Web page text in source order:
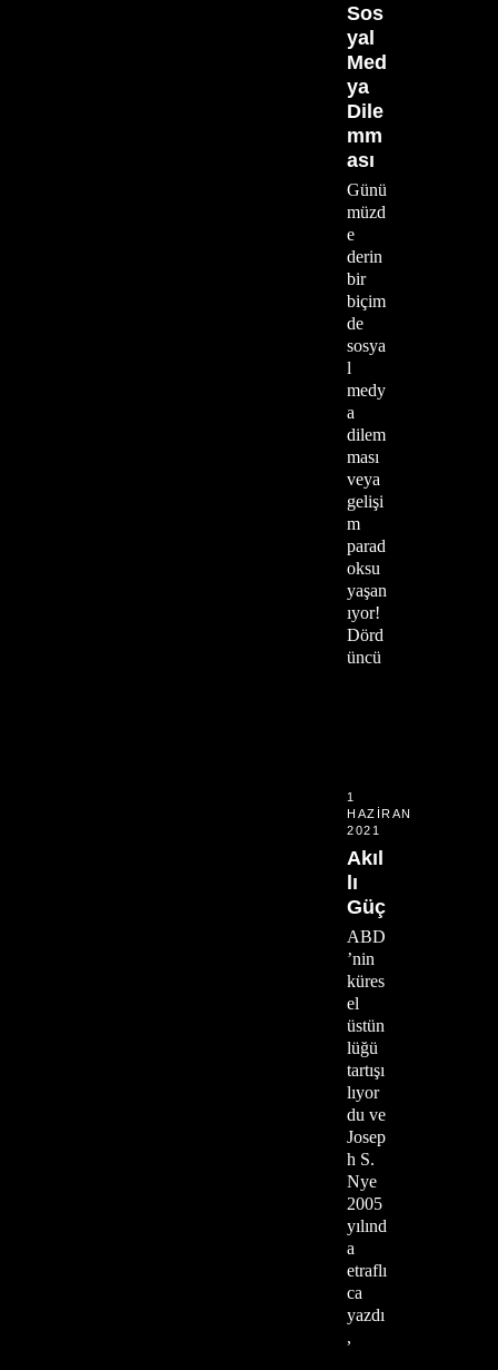
Sos
yal
Med
ya
Dile
mm
ası
Günü
müzd
e
derin
bir
biçim
de
sosya
l
medy
a
dilem
ması
veya
gelişi
m
parad
oksu
yaşan
ıyor!
Dörd
üncü
1
HAZIRAN
2021
Akıl
lı
Güç
ABD
’nin
küres
el
üstün
lüğü
tartışı
lıyor
du ve
Josep
h S.
Nye
2005
yılınd
a
etraflı
ca
yazdı
,